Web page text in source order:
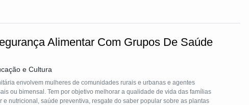
Alimentar Com Grupos De Saúde
e Cultura
e agentes
ou bimensal. Tem por objetivo melhorar a qualidade de vida das famílias
nutricional, saúde preventiva, resgate do saber popular sobre as plantas